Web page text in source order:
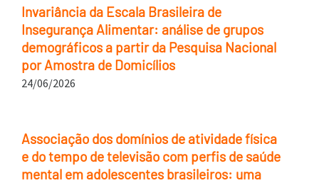
Invariância da Escala Brasileira de
Insegurança Alimentar: análise de grupos
demográficos a partir da Pesquisa Nacional
por Amostra de Domicílios
24/06/2026
Associação dos domínios de atividade física
e do tempo de televisão com perfis de saúde
mental em adolescentes brasileiros: uma